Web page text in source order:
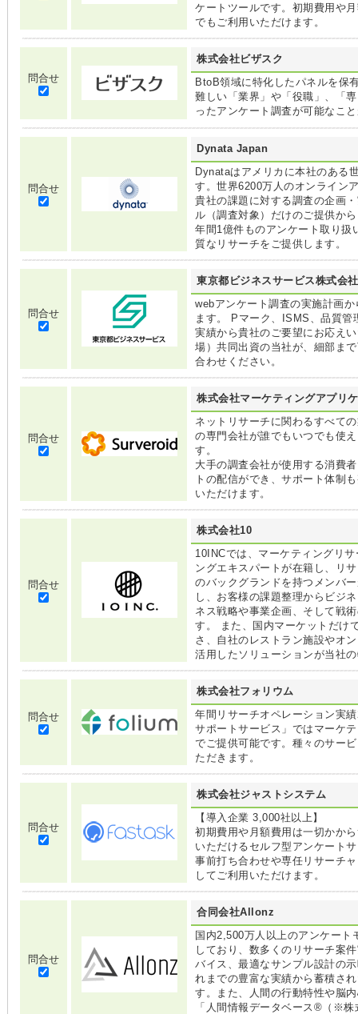
ケートツールです。初期費用や
でもご利用いただけます。
問合せ
株式会社ビザスク
BtoB領域に特化したパネルを保
難しい「業界」や「役職」、「
ったアンケート調査が可能なこ
問合せ
Dynata Japan
Dynataはアメリカに本社のある
す。世界6200万人のオンライン
貴社の課題に対する調査の企画
ル（調査対象）だけのご提供か
年間1億件ものアンケート取り扱
質なリサーチをご提供します。
問合せ
東京都ビジネスサービス株式会社
webアンケート調査の実施計画
ます。 Pマーク、ISMS、品質管
実績から貴社のご要望にお応え
場）共同出資の当社が、細部ま
合わせください。
問合せ
株式会社マーケティングアプリ
ネットリサーチに関わるすべて
の専門会社が誰でもいつでも使
す。
大手の調査会社が使用する消費
トの配信ができ、サポート体制
いただけます。
問合せ
株式会社10
10INCでは、マーケティングリ
ングエキスパートが在籍し、リ
のバックグランドを持つメンバ
し、お客様の課題整理からビジ
ネス戦略や事業企画、そして戦
す。 また、国内マーケットだけ
さ、自社のレストラン施設やオ
活用したソリューションが当社
問合せ
株式会社フォリウム
年間リサーチオペレーション実
サポートサービス」ではマーケ
でご提供可能です。種々のサー
ただきます。
問合せ
株式会社ジャストシステム
【導入企業 3,000社以上】
初期費用や月額費用は一切かか
いただけるセルフ型アンケート
事前打ち合わせや専任リサーチ
してご利用いただけます。
問合せ
合同会社Allonz
国内2,500万人以上のアンケー
しており、数多くのリサーチ案
バイス、最適なサンプル設計の
れまでの豊富な実績から蓄積さ
す。また、人間の行動特性や脳
「人間情報データベース®（※